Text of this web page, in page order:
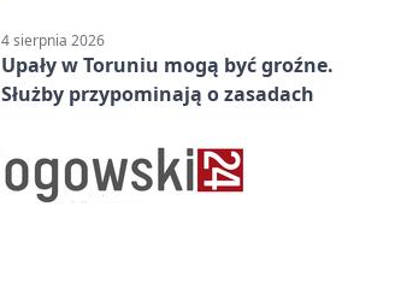
4 sierpnia 2026
Upały w Toruniu mogą być groźne.
Służby przypominają o zasadach